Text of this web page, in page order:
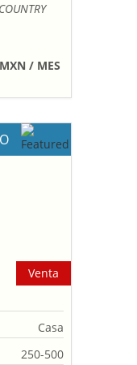
/ MES
Venta
Casa
250-500